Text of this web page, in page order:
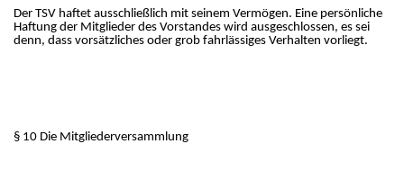
Der TSV haftet ausschließlich mit seinem Vermögen. Eine persönliche
Haftung der Mitglieder des Vorstandes wird ausgeschlossen, es sei
denn, dass vorsätzliches oder grob fahrlässiges Verhalten vorliegt.
§ 10 Die Mitgliederversammlung